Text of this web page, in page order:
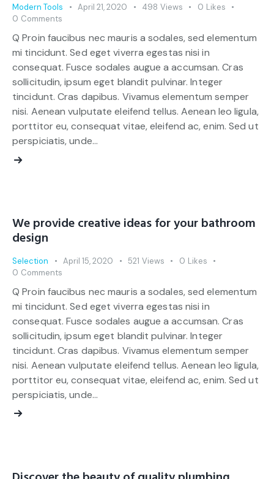
Modern Tools April 21, 2020 498 Views 0 Likes
0 Comments
Q Proin faucibus nec mauris a sodales, sed elementum
mi tincidunt. Sed eget viverra egestas nisi in
consequat. Fusce sodales augue a accumsan. Cras
sollicitudin, ipsum eget blandit pulvinar. Integer
tincidunt. Cras dapibus. Vivamus elementum semper
nisi. Aenean vulputate eleifend tellus. Aenean leo ligula,
porttitor eu, consequat vitae, eleifend ac, enim. Sed ut
perspiciatis, unde…
We provide creative ideas for your bathroom
design
Selection April 15, 2020 521 Views 0 Likes
0 Comments
Q Proin faucibus nec mauris a sodales, sed elementum
mi tincidunt. Sed eget viverra egestas nisi in
consequat. Fusce sodales augue a accumsan. Cras
sollicitudin, ipsum eget blandit pulvinar. Integer
tincidunt. Cras dapibus. Vivamus elementum semper
nisi. Aenean vulputate eleifend tellus. Aenean leo ligula,
porttitor eu, consequat vitae, eleifend ac, enim. Sed ut
perspiciatis, unde…